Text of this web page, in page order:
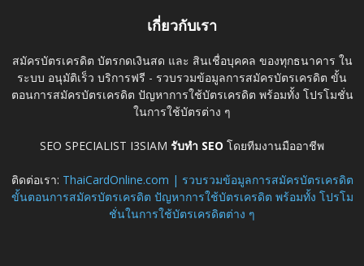
เกี่ยวกับเรา
สมัครบัตรเครดิต บัตรกดเงินสด และ สินเชื่อบุคคล ของทุกธนาคาร ใน
ระบบ อนุมัติเร็ว บริการฟรี - รวบรวมข้อมูลการสมัครบัตรเครดิต ขั้น
ตอนการสมัครบัตรเครดิต ปัญหาการใช้บัตรเครดิต พร้อมทั้ง โปรโมชั่น
ในการใช้บัตรต่าง ๆ
SEO SPECIALIST I3SIAM รับทำ SEO โดยทีมงานมืออาชีพ
ติดต่อเรา: ThaiCardOnline.com | รวบรวมข้อมูลการสมัครบัตรเครดิต
ขั้นตอนการสมัครบัตรเครดิต ปัญหาการใช้บัตรเครดิต พร้อมทั้ง โปรโม
ชั่นในการใช้บัตรเครดิตต่าง ๆ